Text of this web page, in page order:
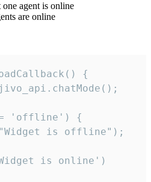
one agent is online
are online
{
'offline') {
is offline");
is online')